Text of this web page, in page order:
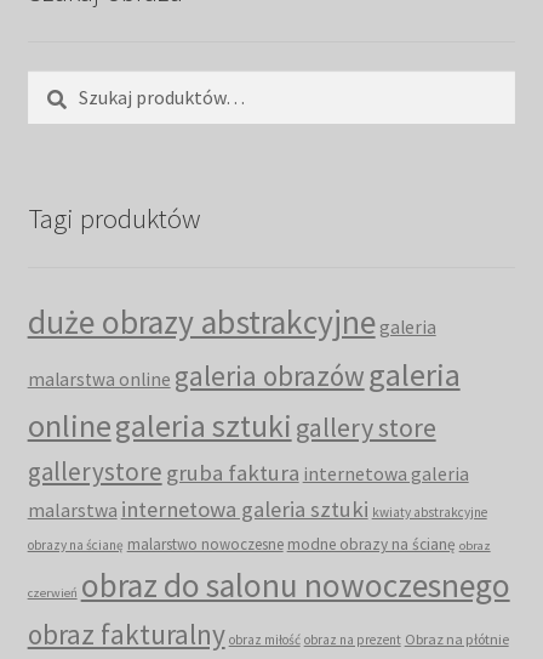
Tagi produktów
duże obrazy abstrakcyjne galeria
malarstwa online galeria obrazów galeria
onlinegaleria sztuki gallery store
gallerystore gruba faktura internetowa galeria
malarstwa internetowa galeria sztuki kwiaty abstrakcyjne
obrazy na ścianę malarstwo nowoczesne modne obrazy na ścianę obraz
czerwień obraz do salonu nowoczesnego
obraz fakturalny obraz miłość obraz na prezent Obraz na płótnie